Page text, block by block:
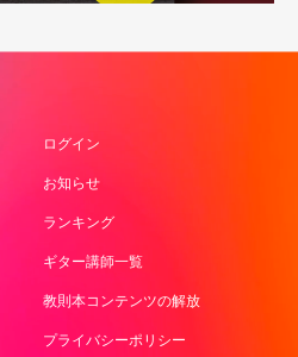
ログイン
お知らせ
ランキング
ギター講師一覧
教則本コンテンツの解放
プライバシーポリシー